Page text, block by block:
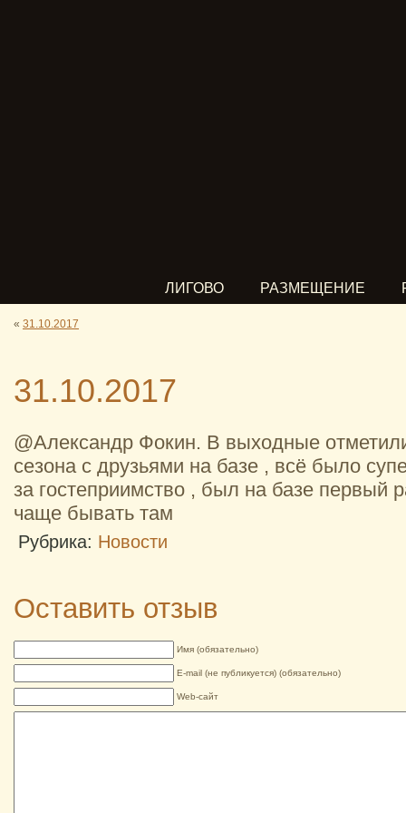
ЛИГОВО РАЗМЕЩЕНИЕ
« 31.10.2017
31.10.2017
@Александр Фокин. В выходные
сезона с друзьями на базе , всё было
за гостеприимство , был на базе первый
чаще бывать там
Рубрика: Новости
Оставить отзыв
Имя (обязательно)
E-mail (не публикуется) (обязательно)
Web-сайт